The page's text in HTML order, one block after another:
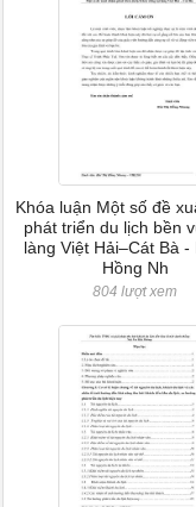
Khóa luận Một số đề
phát triển du lịch bền
làng Việt Hải–Cát Bà -
Hồng Nh
804 lượt xem